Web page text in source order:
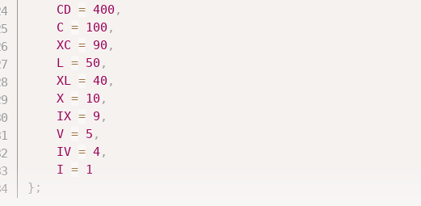
CD = 400 ,
C = 100 ,
XC = 90 ,
L
= 50 ,
XL
= 40 ,
X = 10 ,
IX = 9 ,
V = 5 ,
IV = 4,
I = 1
} ;